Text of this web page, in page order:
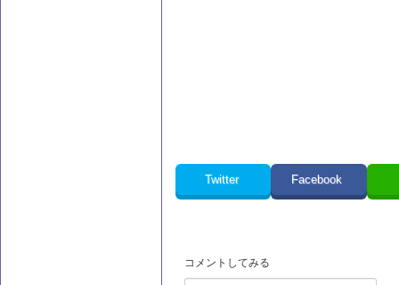
Twitter Facebook
コメントしてみる